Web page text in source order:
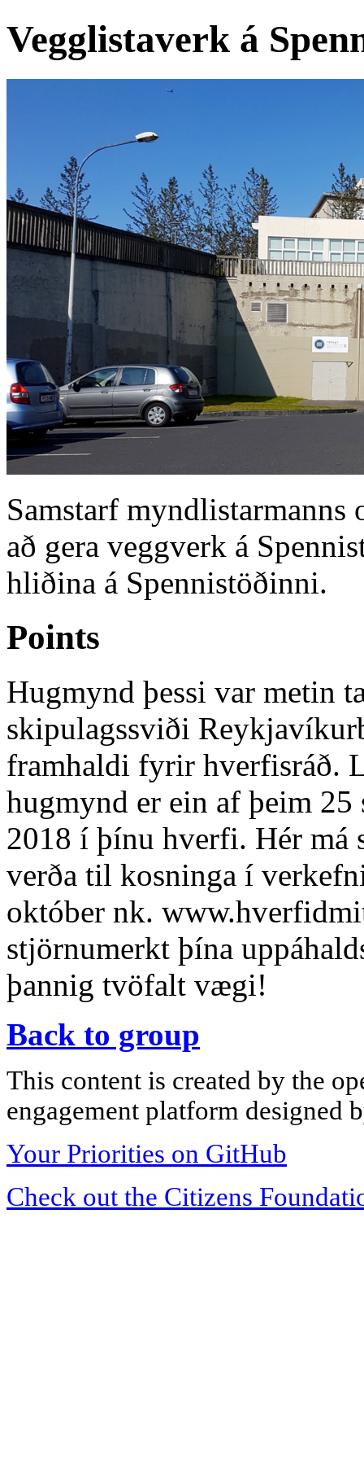
Vegglistaverk á
Samstarf
að gera veggverk á
hliðina á Spennistöðinni.
Points
Hugmynd þessi var metin
skipulagssviði
framhaldi fyrir hverfisráð.
hugmynd er ein af þeim
2018 í þínu hverfi. Hér
verða til kosninga í
október nk.
stjörnumerkt þína
þannig tvöfalt vægi!
Back to group
This content is created by the
engagement platform designed
Your Priorities on GitHub
Check out the Citizens